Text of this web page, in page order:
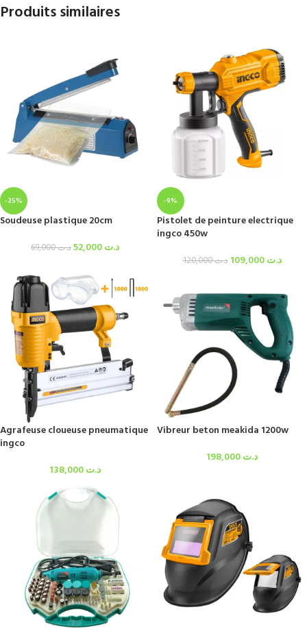
Produits similaires
-25%
Soudeuse plastique 20cm
د.ت69,000 د.ت
-9%
Pistolet de peinture electrique
ingco 450w
د.ت120,000 د.ت109,000
Agrafeuse cloueuse pneumatique
ingco
د.ت
Vibreur beton meakida 1200w
د.ت